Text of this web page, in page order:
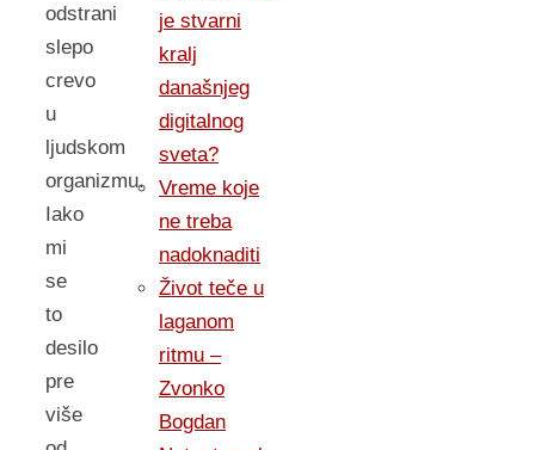
odstrani
slepo
crevo
u
ljudskom
organizmu.
Iako
mi
se
to
desilo
pre
više
je stvarni
kralj
današnjeg
digitalnog
sveta?
Vreme koje
ne treba
nadoknaditi
Život teče u
laganom
ritmu –
Zvonko
Bogdan